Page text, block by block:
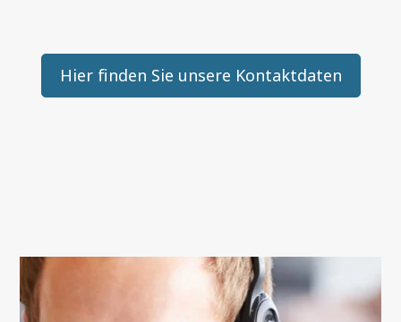
Hier finden Sie unsere Kontaktdaten